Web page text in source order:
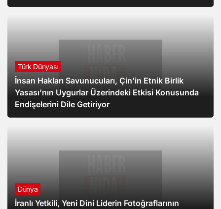
Türk Dünyası
İnsan Hakları Savunucuları, Çin’in Etnik Birlik
Yasası’nın Uygurlar Üzerindeki Etkisi Konusunda
Endişelerini Dile Getiriyor
Dünya
İranlı Yetkili, Yeni Dini Liderin Fotoğraflarının